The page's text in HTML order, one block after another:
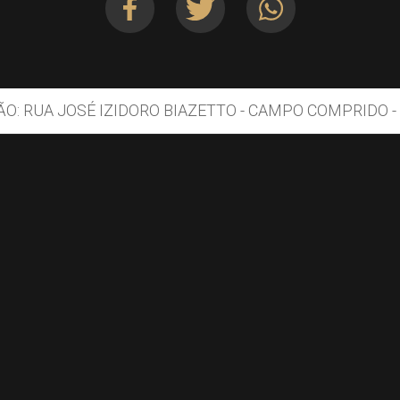
RUA JOSÉ IZIDORO BIAZETTO - CAMPO COMPRIDO